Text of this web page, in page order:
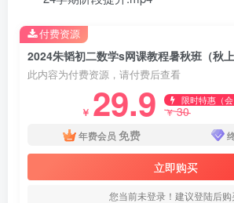
此内容为付费资源，请付费后查看
￥ 29.9 限时特惠（会
￥30
年费会员 免费
立即购买
您当前未登录！建议登陆后
付费资源